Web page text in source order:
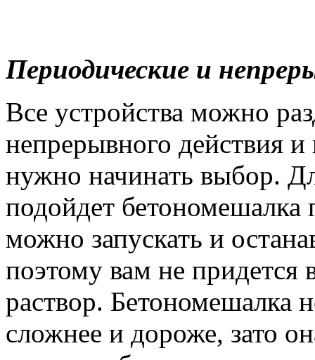
Периодические и
Все устройства можно
непрерывного действия
нужно начинать выбор.
подойдет бетономешалка
можно запускать и
поэтому вам не придется
раствор. Бетономешалка
сложнее и дороже, зато